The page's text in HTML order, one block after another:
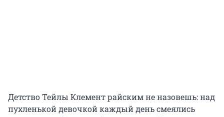
Детство Тейлы Клемент райским не назовешь: над
пухленькой девочкой каждый день смеялись